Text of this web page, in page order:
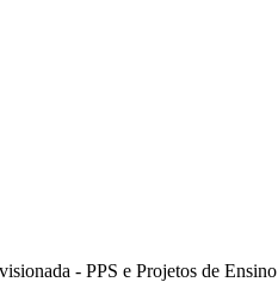
- PPS e Projetos de Ensino